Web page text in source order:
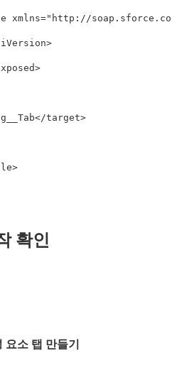
xmlns="http://
</target>
확인
요소 탭 만들기